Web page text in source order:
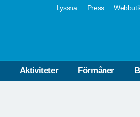
Lyssna Press
Aktiviteter Förmåner
VINGÅKER
här